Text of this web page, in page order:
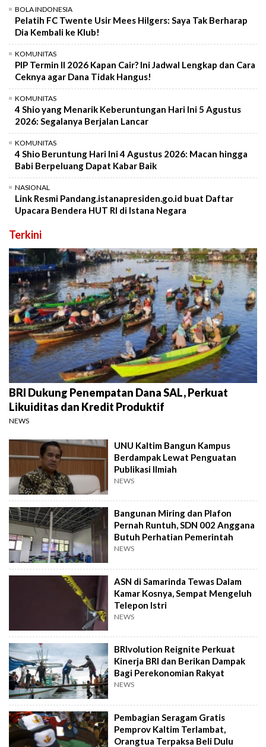
BOLA INDONESIA
Pelatih FC Twente Usir Mees Hilgers: Saya Tak Berharap
Dia Kembali ke Klub!
KOMUNITAS
PIP Termin II 2026 Kapan Cair? Ini Jadwal Lengkap dan Cara
Ceknya agar Dana Tidak Hangus!
KOMUNITAS
4 Shio yang Menarik Keberuntungan Hari Ini 5 Agustus
2026: Segalanya Berjalan Lancar
KOMUNITAS
4 Shio Beruntung Hari Ini 4 Agustus 2026: Macan hingga
Babi Berpeluang Dapat Kabar Baik
NASIONAL
Link Resmi Pandang.istanapresiden.go.id buat Daftar
Upacara Bendera HUT RI di Istana Negara
Terkini
BRI Dukung Penempatan Dana SAL, Perkuat
Likuiditas dan Kredit Produktif
NEWS
UNU Kaltim Bangun Kampus
Berdampak Lewat Penguatan
Publikasi Ilmiah
NEWS
Bangunan Miring dan Plafon
Pernah Runtuh, SDN 002 Anggana
Butuh Perhatian Pemerintah
NEWS
ASN di Samarinda Tewas Dalam
Kamar Kosnya, Sempat Mengeluh
Telepon Istri
NEWS
BRIvolution Reignite Perkuat
Kinerja BRI dan Berikan Dampak
Bagi Perekonomian Rakyat
NEWS
Pembagian Seragam Gratis
Pemprov Kaltim Terlambat,
Orangtua Terpaksa Beli Dulu